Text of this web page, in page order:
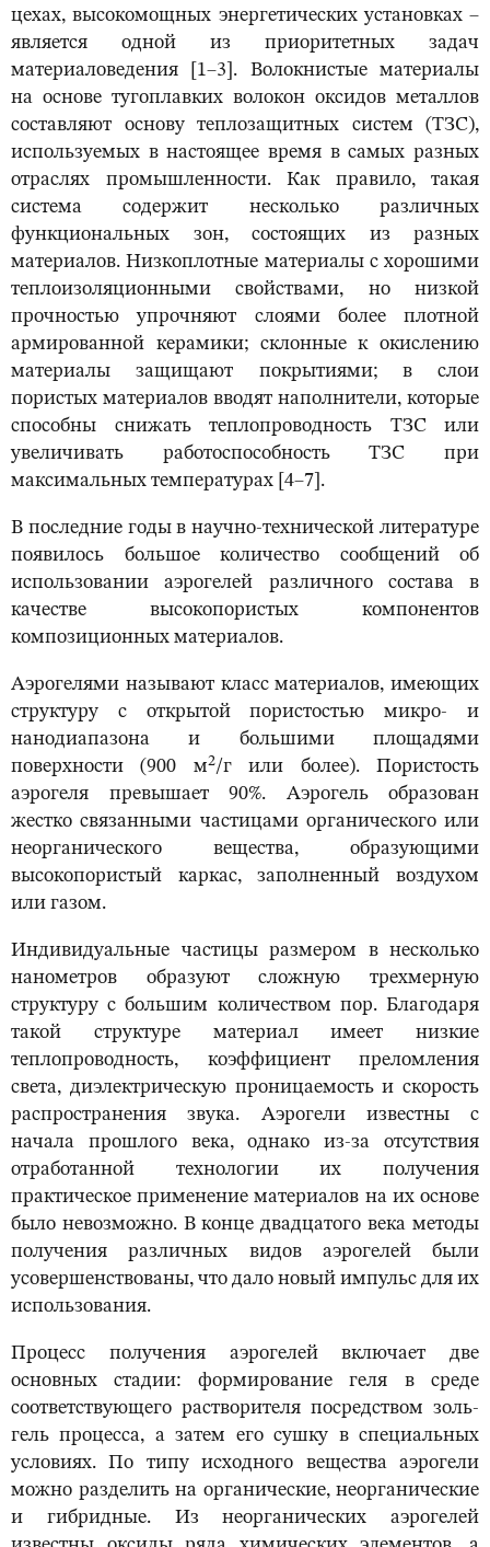
цехах, высокомощных энергетических установках –
является одной из приоритетных задач
материаловедения [1–3]. Волокнистые материалы
на основе тугоплавких волокон оксидов металлов
составляют основу теплозащитных систем (ТЗС),
используемых в настоящее время в самых разных
отраслях промышленности. Как правило, такая
система содержит несколько различных
функциональных зон, состоящих из разных
материалов. Низкоплотные материалы с хорошими
теплоизоляционными свойствами, но низкой
прочностью упрочняют слоями более плотной
армированной керамики; склонные к окислению
материалы защищают покрытиями; в слои
пористых материалов вводят наполнители, которые
способны снижать теплопроводность ТЗС или
увеличивать работоспособность ТЗС при
максимальных температурах [4–7].
В последние годы в научно-технической литературе
появилось большое количество сообщений об
использовании аэрогелей различного состава в
качестве высокопористых компонентов
композиционных материалов.
Аэрогелями называют класс материалов, имеющих
структуру с открытой пористостью микро- и
нанодиапазона и большими площадями
поверхности (900 м2/г или более). Пористость
аэрогеля превышает 90%. Аэрогель образован
жестко связанными частицами органического или
неорганического вещества, образующими
высокопористый каркас, заполненный воздухом
или газом.
Индивидуальные частицы размером в несколько
нанометров образуют сложную трехмерную
структуру с большим количеством пор. Благодаря
такой структуре материал имеет низкие
теплопроводность, коэффициент преломления
света, диэлектрическую проницаемость и скорость
распространения звука. Аэрогели известны с
начала прошлого века, однако из-за отсутствия
отработанной технологии их получения
практическое применение материалов на их основе
было невозможно. В конце двадцатого века методы
получения различных видов аэрогелей были
усовершенствованы, что дало новый импульс для их
использования.
Процесс получения аэрогелей включает две
основных стадии: формирование геля в среде
соответствующего растворителя посредством золь-
гель процесса, а затем его сушку в специальных
условиях. По типу исходного вещества аэрогели
можно разделить на органические, неорганические
и гибридные. Из неорганических аэрогелей